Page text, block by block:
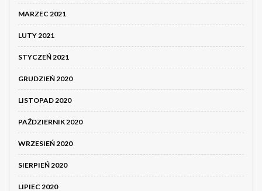
MARZEC 2021
LUTY 2021
STYCZEŃ 2021
GRUDZIEŃ 2020
LISTOPAD 2020
PAŹDZIERNIK 2020
WRZESIEŃ 2020
SIERPIEŃ 2020
LIPIEC 2020